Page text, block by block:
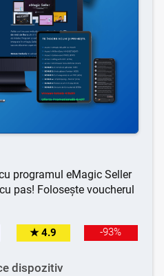
programul eMagic Seller
pas! Folosește voucherul
★ 4.9 -93%
dispozitiv